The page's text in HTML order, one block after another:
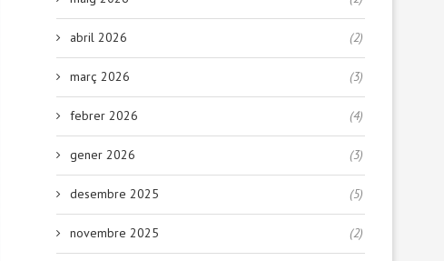
abril 2026 (2)
març 2026 (3)
febrer 2026 (4)
gener 2026 (3)
desembre 2025 (5)
novembre 2025 (2)